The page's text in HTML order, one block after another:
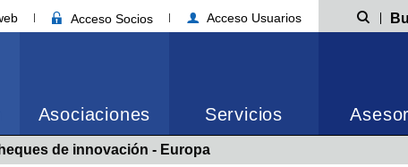
Acceso Socios Acceso Usuarios
Asociaciones Servicios
de innovación - Europa